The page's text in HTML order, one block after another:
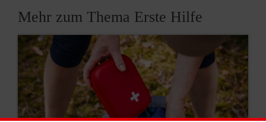
Mehr zum Thema Erste Hilfe